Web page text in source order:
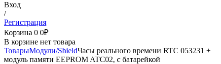
Вход
/
Регистрация
Корзина 0 0₽
В корзине нет товара
ТоварыМодули/ShieldЧасы реального времени RTC 053231 +
модуль памяти EEPROM ATC02, с батарейкой